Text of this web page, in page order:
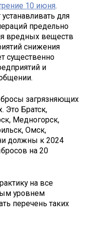
10 июня.
для
предельно
вредных веществ
снижения
существенно
и
загрязняющих
Это Братск,
Медногорск,
Омск,
должны к 2024
на 20
на все
уровнем
перечень таких